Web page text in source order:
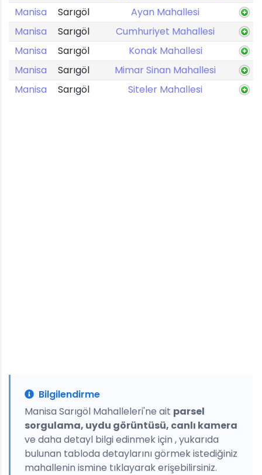
Manisa
Sarıgöl
Ayan Mahallesi
Manisa
Sarıgöl
Cumhuriyet Mahallesi
Manisa
Sarıgöl
Konak Mahallesi
Manisa
Sarıgöl
Mimar Sinan Mahallesi
Manisa
Sarıgöl Siteler Mahallesi
Bilgilendirme
Manisa Sarıgöl Mahalleleri'ne ait parsel
sorgulama, uydu görüntüsü, canlı kamera
ve daha detayl bilgi edinmek için , yukarıda
bulunan tabloda detaylarını görmek istediğiniz
mahallenin ismine tıklayarak erişebilirsiniz.